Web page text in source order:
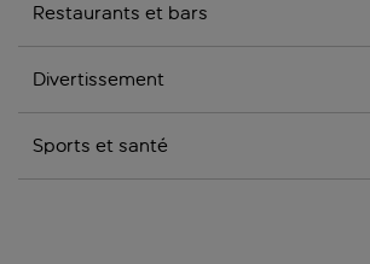
Restaurants et bars
Divertissement
Sports et santé